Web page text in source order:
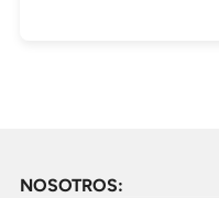
NOSOTROS: